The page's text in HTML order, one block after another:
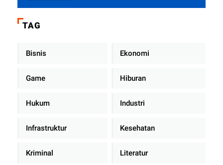
Dengan Teman Kencan Wanitanya
TAG
Bisnis Ekonomi
Game Hiburan
Hukum Industri
Infrastruktur Kesehatan
Kriminal Literatur